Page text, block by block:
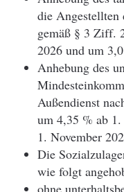
die Angestellten
gemäß § 3 Ziff.
2026 und um
Anhebung des
Außendienst
um 4,35 % ab
1. November
Die
wie folgt